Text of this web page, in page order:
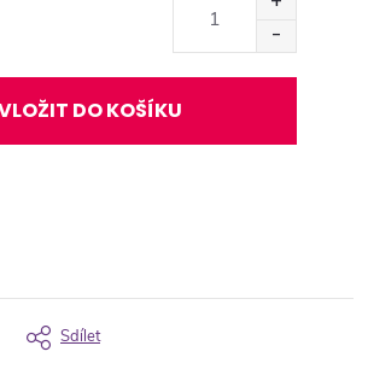
DO KOŠÍKU
Sdílet